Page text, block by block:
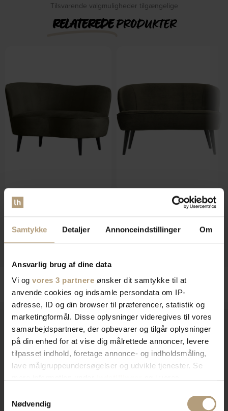
Samtykke Detaljer Annonceindstillinger Om
Ansvarlig brug af dine data
Vi og vores 3 partnere ønsker dit samtykke til at
anvende cookies og indsamle persondata om IP-
adresse, ID og din browser til præferencer, statistik og
marketingformål. Disse oplysninger videregives til vores
samarbejdspartnere, der opbevarer og tilgår oplysninger
på din enhed for at vise dig målrettede annoncer, levere
tilpasset indhold, foretage annonce- og indholdsmåling,
lave målgruppeundersøgelser og udvikle tjenester. Se
tilbage eller ændre indstillinger fra vores
Nødvendig
Tilsvarende valgmuligheder tilgængelige
RELATEREDEPRODUKTER
Sara Left, Loungesofa, mørkegrøn,
H71x112x81 cm by WOOOD
DKK 3.799,00
Sara, 2-personers sofa, mørkegrøn,
H73x110x72 cm by WOOOD
DKK3.439,00
Vi erspecialisterindenfor
indretning af private hjem og
erhvervslokaler​